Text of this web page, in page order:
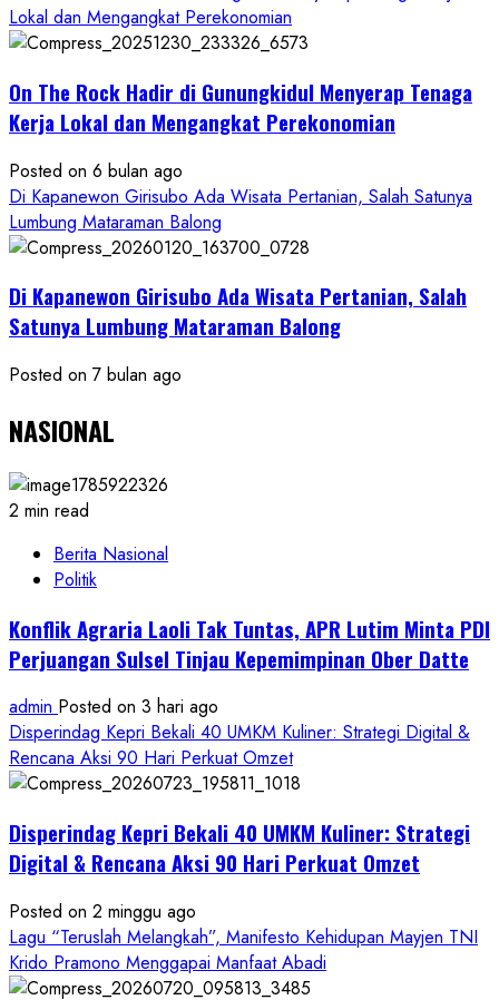
Lokal dan Mengangkat Perekonomian
On The Rock Hadir di Gunungkidul Menyerap Tenaga
Kerja Lokal dan Mengangkat Perekonomian
Posted on 6 bulan ago
Di Kapanewon Girisubo Ada Wisata Pertanian, Salah Satunya
Lumbung Mataraman Balong
Di Kapanewon Girisubo Ada Wisata Pertanian, Salah
Satunya Lumbung Mataraman Balong
Posted on 7 bulan ago
NASIONAL
2 min read
Berita Nasional
Politik
Konflik Agraria Laoli Tak Tuntas, APR Lutim Minta PDI
Perjuangan Sulsel Tinjau Kepemimpinan Ober Datte
admin Posted on 3 hari ago
Disperindag Kepri Bekali 40 UMKM Kuliner: Strategi Digital &
Rencana Aksi 90 Hari Perkuat Omzet
Disperindag Kepri Bekali 40 UMKM Kuliner: Strategi
Digital & Rencana Aksi 90 Hari Perkuat Omzet
Posted on 2 minggu ago
Lagu “Teruslah Melangkah”, Manifesto Kehidupan Mayjen TNI
Krido Pramono Menggapai Manfaat Abadi